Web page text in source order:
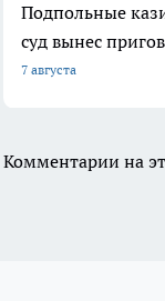
Подпольные
суд вынес
7 августа
Комментарии на